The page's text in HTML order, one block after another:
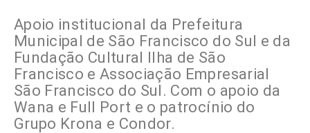
Apoio institucional da Prefeitura
Municipal de São Francisco do Sul e da
Fundação Cultural Ilha de São
Francisco e Associação Empresarial
São Francisco do Sul. Com o apoio da
Wana e Full Port e o patrocínio do
Grupo Krona e Condor.